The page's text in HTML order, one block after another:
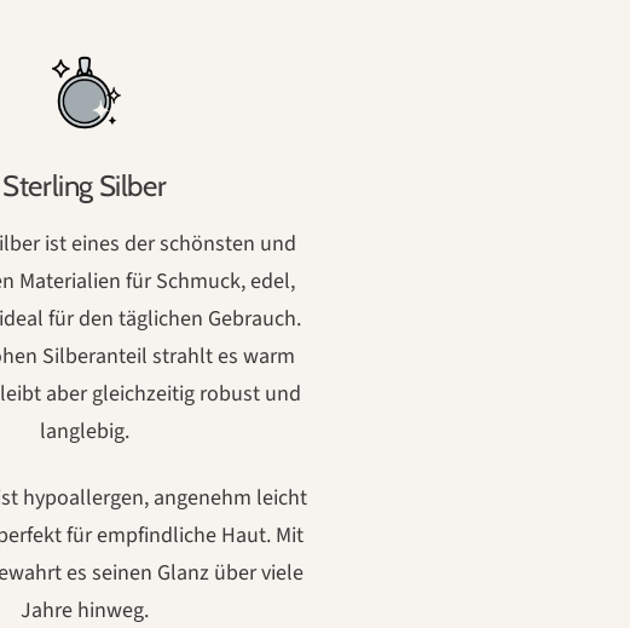
Sterling Silber
ist eines der schönsten und
Materialien für Schmuck, edel,
für den täglichen Gebrauch.
Silberanteil strahlt es warm
aber gleichzeitig robust und
langlebig.
hypoallergen, angenehm leicht
für empfindliche Haut. Mit
es seinen Glanz über viele
Jahre hinweg.